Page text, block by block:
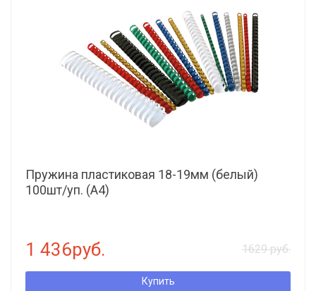
Пружина пластиковая 18-19мм (белый)
100шт/уп. (А4)
1 436руб. 1629 руб.
Купить